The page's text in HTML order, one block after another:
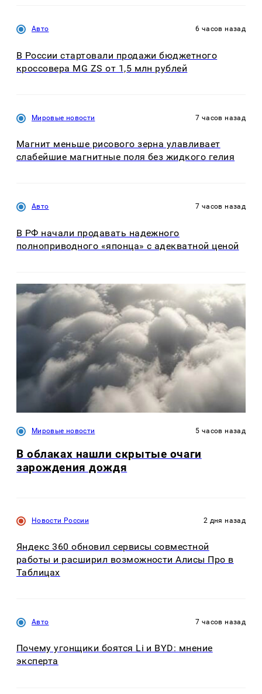
Авто 6 часов назад
В России стартовали продажи бюджетного
кроссовера MG ZS от 1,5 млн рублей
Мировые новости 7 часов назад
Магнит меньше рисового зерна улавливает
слабейшие магнитные поля без жидкого гелия
Авто 7 часов назад
В РФ начали продавать надежного
полноприводного «японца» с адекватной ценой
Мировые новости 5 часов назад
В облаках нашли скрытые очаги
зарождения дождя
Новости России 2 дня назад
Яндекс 360 обновил сервисы совместной
работы и расширил возможности Алисы Про в
Таблицах
Авто 7 часов назад
Почему угонщики боятся Li и BYD: мнение
эксперта